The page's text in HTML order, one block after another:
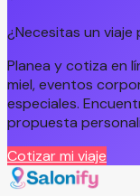
¿Necesitas un
Planea y cotiza en
miel, eventos
especiales.
propuesta
Cotizar mi viaje